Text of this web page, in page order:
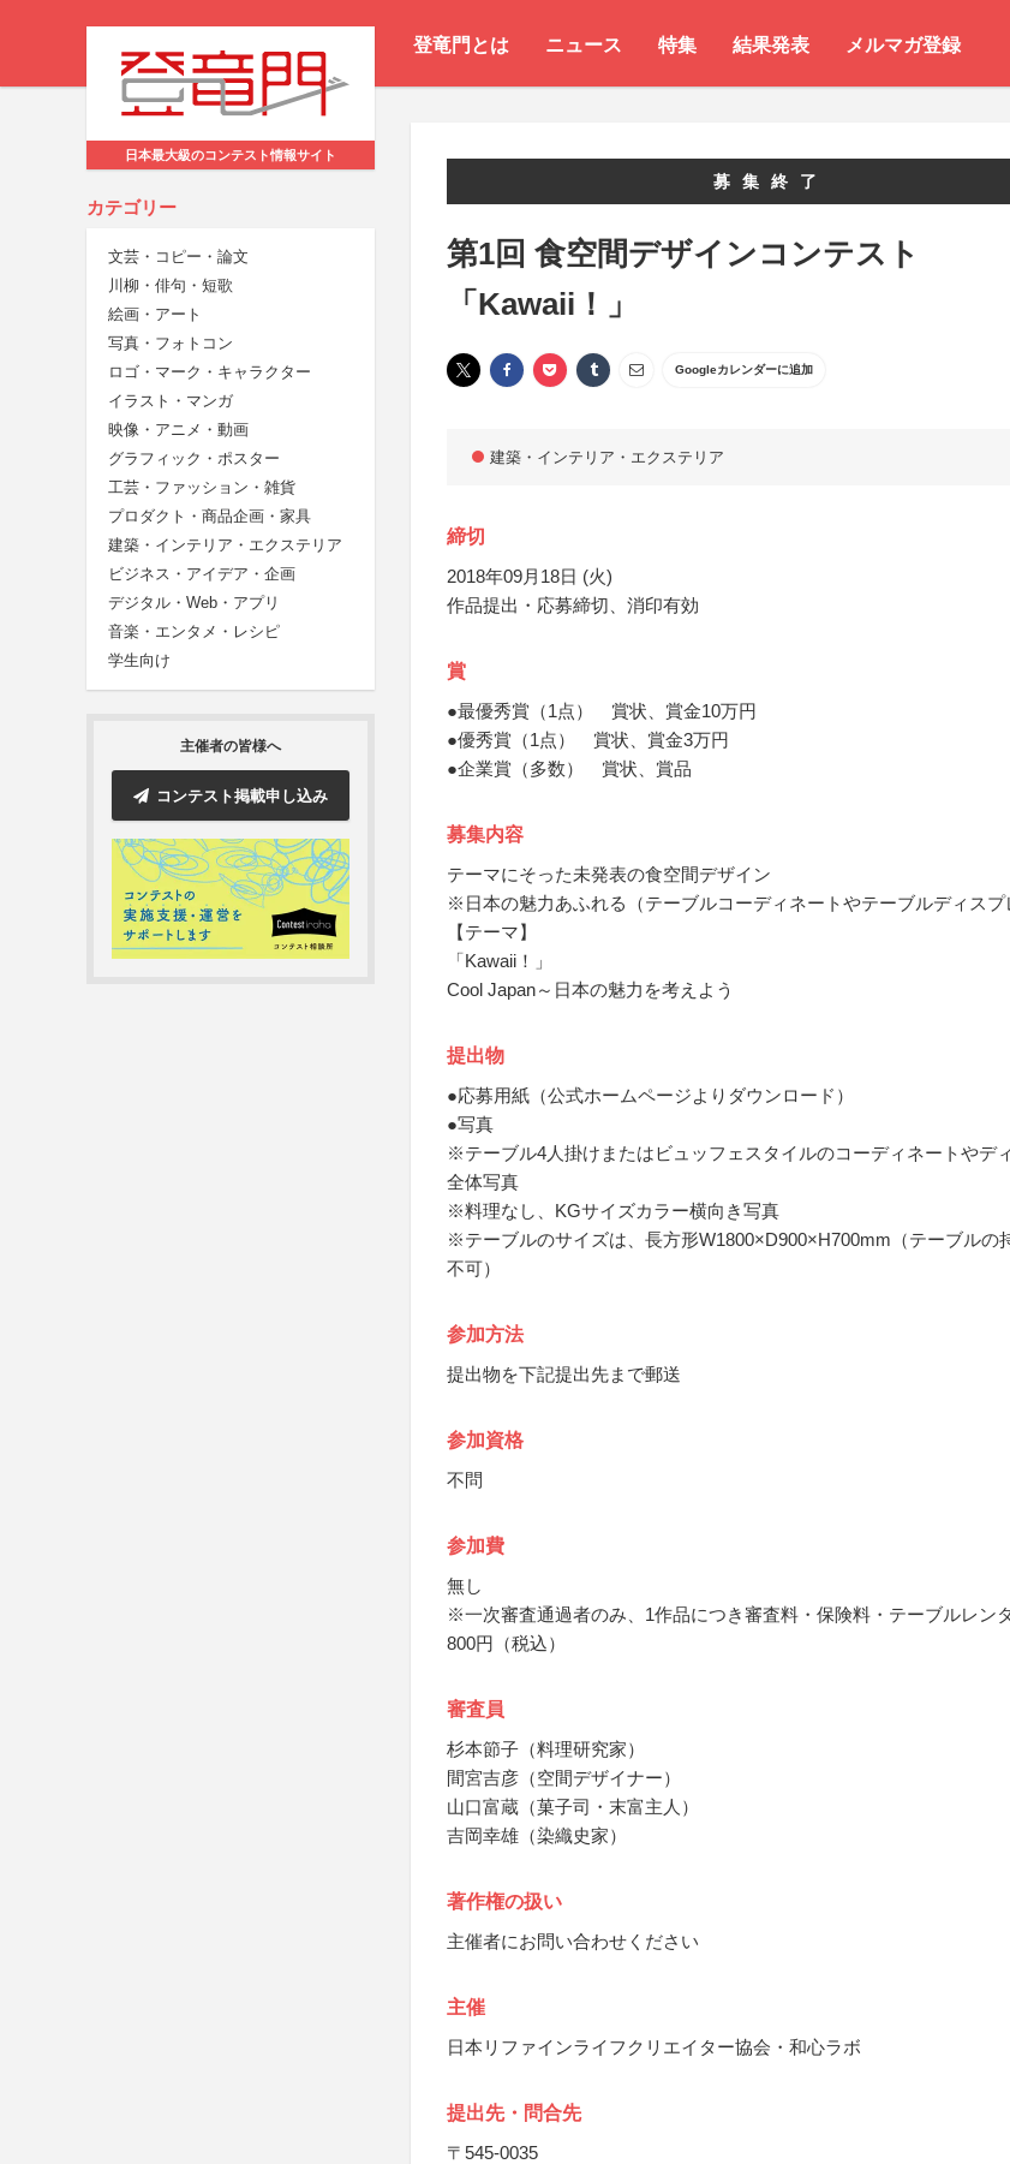
登竜門とは ニュース 特集 結果発表 メルマガ登録
日本最大級のコンテスト情報サイト
カテゴリー
文芸・コピー・論文
川柳・俳句・短歌
絵画・アート
写真・フォトコン
ロゴ・マーク・キャラクター
イラスト・マンガ
映像・アニメ・動画
グラフィック・ポスター
工芸・ファッション・雑貨
プロダクト・商品企画・家具
建築・インテリア・エクステリア
ビジネス・アイデア・企画
デジタル・Web・アプリ
音楽・エンタメ・レシピ
学生向け
主催者の皆様へ
コンテスト掲載申し込み
募集終了
第1回 食空間デザインコンテスト
「Kawaii！」
Googleカレンダーに追加
建築・インテリア・エクステリア
締切
2018年09月18日 (火)
作品提出・応募締切、消印有効
賞
●最優秀賞（1点） 賞状、賞金10万円
●優秀賞（1点） 賞状、賞金3万円
●企業賞（多数） 賞状、賞品
募集内容
テーマにそった未発表の食空間デザイン
※日本の魅力あふれる（テーブルコーディネートやテーブルディスプ
【テーマ】
「Kawaii！」
Cool Japan～日本の魅力を考えよう
提出物
●応募用紙（公式ホームページよりダウンロード）
●写真
※テーブル4人掛けまたはビュッフェスタイルのコーディネートやデ
全体写真
※料理なし、KGサイズカラー横向き写真
※テーブルのサイズは、長方形W1800×D900×H700mm（テーブルの
不可）
参加方法
提出物を下記提出先まで郵送
参加資格
不問
参加費
無し
※一次審査通過者のみ、1作品につき審査料・保険料・テーブルレン
800円（税込）
審査員
杉本節子（料理研究家）
間宮吉彦（空間デザイナー）
山口富蔵（菓子司・末富主人）
吉岡幸雄（染織史家）
著作権の扱い
主催者にお問い合わせください
主催
日本リファインライフクリエイター協会・和心ラボ
提出先・問合先
〒545-0035